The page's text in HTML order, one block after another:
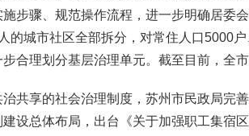
步骤、规范操作流程，进一步明确居委
的城市社区全部拆分，对常住人口5000
合理划分基层治理单元。截至目前，全
治共享的社会治理制度，苏州市民政局完
设总体布局，出台《关于加强职工集宿